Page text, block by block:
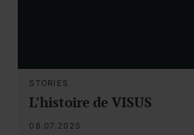
STORIES
L’histoire de VISUS
08.07.2025